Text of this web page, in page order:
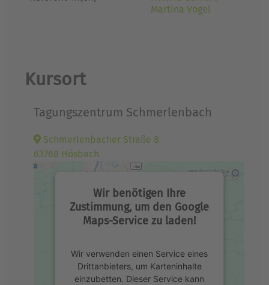
Martina Vogel
Kursort
Tagungszentrum Schmerlenbach
Schmerlenbacher Straße 8
63768 Hösbach
Wir benötigen Ihre
Zustimmung, um den Google
Maps-Service zu laden!
Wir verwenden einen Service eines
Drittanbieters, um Karteninhalte
einzubetten. Dieser Service kann